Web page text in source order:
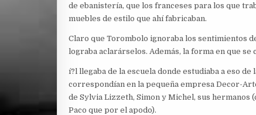
de ebanistería, que los franceses para los que
muebles de estilo que ahí fabricaban.
Claro que Torombolo ignoraba los sentimientos
lograba aclarárselos. Además, la forma en que se
í?l llegaba de la escuela donde estudiaba a eso
correspondían en la pequeña empresa Decor-
de Sylvia Lizzeth, Simon y Michel, sus
Paco que por el apodo).